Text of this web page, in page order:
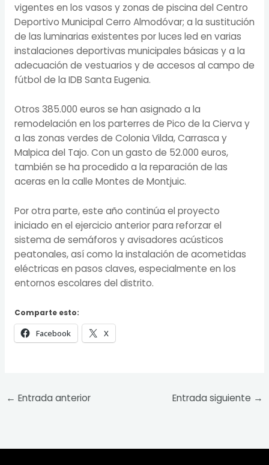
vigentes en los vasos y zonas de piscina del Centro
Deportivo Municipal Cerro Almodóvar; a la sustitución
de las luminarias existentes por luces led en varias
instalaciones deportivas municipales básicas y a la
adecuación de vestuarios y de accesos al campo de
fútbol de la IDB Santa Eugenia.
Otros 385.000 euros se han asignado a la
remodelación en los parterres de Pico de la Cierva y
a las zonas verdes de Colonia Vilda, Carrasca y
Malpica del Tajo. Con un gasto de 52.000 euros,
también se ha procedido a la reparación de las
aceras en la calle Montes de Montjuic.
Por otra parte, este año continúa el proyecto
iniciado en el ejercicio anterior para reforzar el
sistema de semáforos y avisadores acústicos
peatonales, así como la instalación de acometidas
eléctricas en pasos claves, especialmente en los
entornos escolares del distrito.
Comparte esto:
Facebook X
← Entrada anterior Entrada siguiente →